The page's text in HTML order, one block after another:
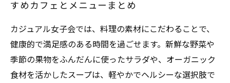
すめカフェとメニューまとめ
カジュアル女子会では、料理の素材にこだわることで、
健康的で満足感のある時間を過ごせます。新鮮な野菜や
季節の果物をふんだんに使ったサラダや、オーガニック
食材を活かしたスープは、軽やかでヘルシーな選択肢で